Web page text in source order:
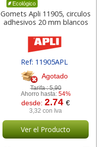
Ecológico
Gomets Apli 11905, circulos
adhesivos 20 mm blancos
Ref: 11905APL
Agotado
Tarifa :5,90
Ahorro hasta: 54%
desde:2.74€
3,32 con Iva
Ver el Producto